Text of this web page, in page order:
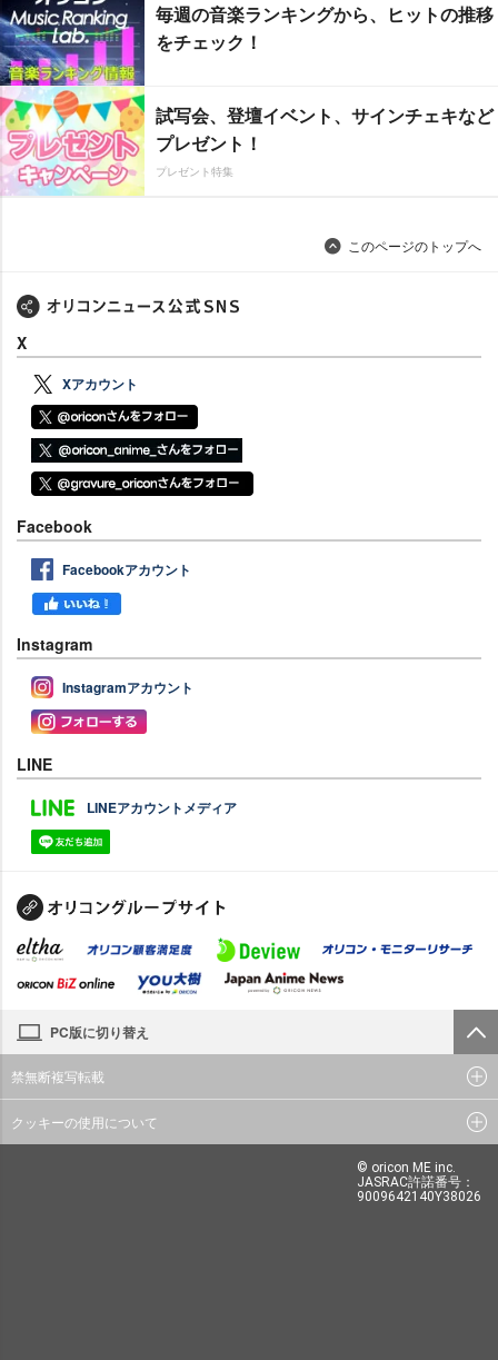
毎週の音楽ランキングから、ヒットの推移
をチェック！
試写会、登壇イベント、サインチェキなど
プレゼント！
プレゼント特集
このページのトップへ
X
Xアカウント
Facebook
Facebookアカウント
Instagram
Instagramアカウント
LINE
LINEアカウントメディア
PC版に切り替え
禁無断複写転載
クッキーの使用について
© oricon ME inc.
JASRAC許諾番号：
9009642140Y38026